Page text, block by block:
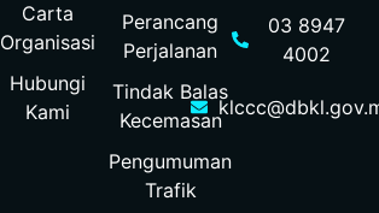
Carta
Organisasi
Hubungi
Kami
Perancang
Perjalanan
Tindak Balas
Kecemasan
Pengumuman
Trafik
03 8947
4002